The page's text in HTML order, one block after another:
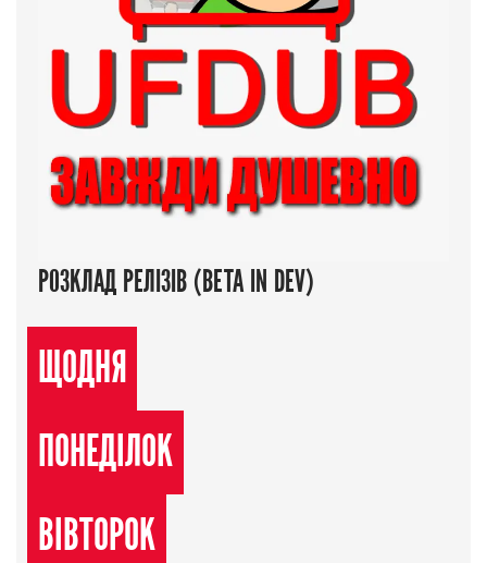
РОЗКЛАД РЕЛІЗІВ (BETA IN DEV)
ЩОДНЯ
ПОНЕДІЛОК
ВІВТОРОК